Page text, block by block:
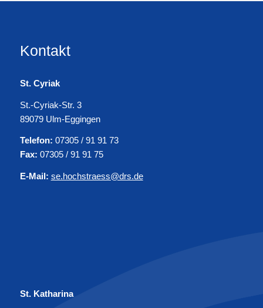
Kontakt
St. Cyriak
St.-Cyriak-Str. 3
89079 Ulm-Eggingen
Telefon: 07305 / 91 91 73
Fax: 07305 / 91 91 75
E-Mail: se.hochstraess@drs.de
St. Katharina